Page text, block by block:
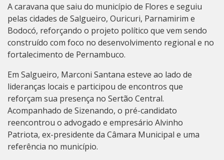
A caravana que saiu do município de Flores e seguiu
pelas cidades de Salgueiro, Ouricuri, Parnamirim e
Bodocó, reforçando o projeto político que vem sendo
construído com foco no desenvolvimento regional e no
fortalecimento de Pernambuco.
Em Salgueiro, Marconi Santana esteve ao lado de
lideranças locais e participou de encontros que
reforçam sua presença no Sertão Central.
Acompanhado de Sizenando, o pré-candidato
reencontrou o advogado e empresário Alvinho
Patriota, ex-presidente da Câmara Municipal e uma
referência no município.